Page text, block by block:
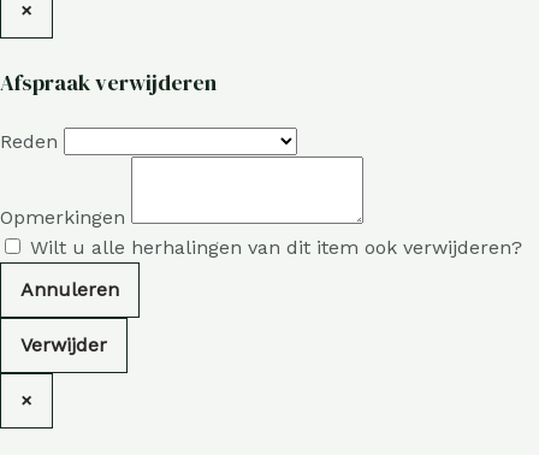
×
Afspraak verwijderen
Reden
Opmerkingen
Wilt u alle herhalingen van dit item ook verwijderen?
Annuleren
Verwijder
×